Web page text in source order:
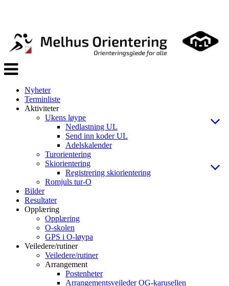
Veksle
navigasjon
Nyheter
Terminliste
Aktiviteter
Ukens løype
Nedlastning UL
Send inn koder UL
Adelskalender
Turorientering
Skiorientering
Registrering skiorientering
Romjuls tur-O
Bilder
Resultater
Opplæring
Opplæring
O-skolen
GPS i O-løypa
Veiledere/rutiner
Veiledere/rutiner
Arrangement
Postenheter
Arrangementsveileder OG-karusellen